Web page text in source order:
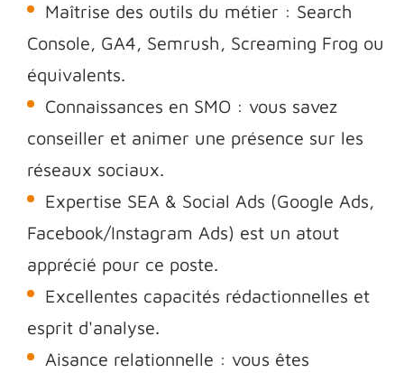
Maîtrise des outils du métier : Search
Console, GA4, Semrush, Screaming Frog ou
équivalents.
Connaissances en SMO : vous savez
conseiller et animer une présence sur les
réseaux sociaux.
Expertise SEA & Social Ads (Google Ads,
Facebook/Instagram Ads) est un atout
apprécié pour ce poste.
Excellentes capacités rédactionnelles et
esprit d'analyse.
Aisance relationnelle : vous êtes